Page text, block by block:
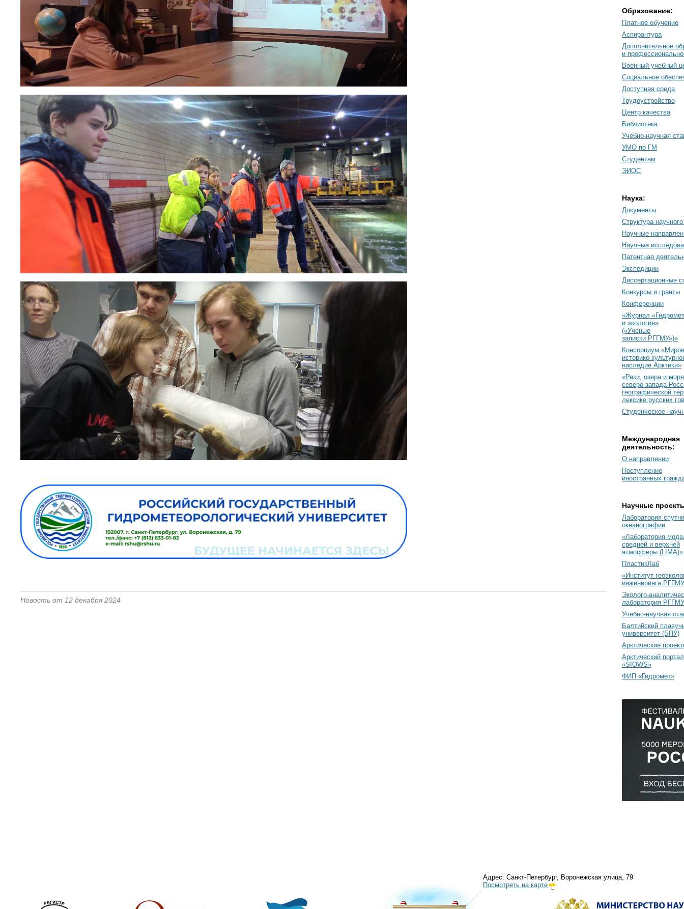
Новость от 12 декабря 2024
Образование:
Платное обучение
Аспирантура
Дополнительное
и
Военный учебный
Социальное
Доступная среда
Трудоустройство
Центр качества
Библиотека
Учебно-научная
УМО по ГМ
Студентам
ЭИОС
Наука:
Документы
Cтруктура
Научные
Научные
Патентная
Экспедиции
Диссертационные
Конкурсы и гранты
Конференции
«Журнал
и экология»
(«Ученые
записки РГГМУ»)»
Консорциум
историко-
наследие Арктики»
«Реки, озера и моря
северо-запада
географической
лексике русских
Студенческое
Международная
деятельность:
О направлении
Поступление
иностранных
Научные
Лаборатория
океанографии
«Лаборатория
средней и верхней
атмосферы (LIMA)»
ПластикЛаб
«Институт
инжиниринга
Эколого-
лаборатория РГГМУ
Учебно-научная
Балтийский
университет (БПУ)
Арктические
Арктический портал
«SIOWS»
ФИП «Гидромет»
Адрес: Санкт-Петербург, Воронежская улица, 79
Посмотреть на карте